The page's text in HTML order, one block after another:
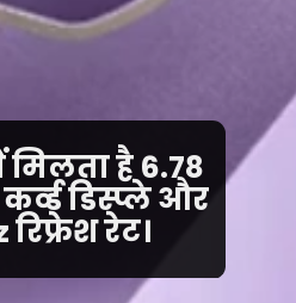
मिलता है 6.78
डिस्प्ले और
रिफ्रेश रेट।